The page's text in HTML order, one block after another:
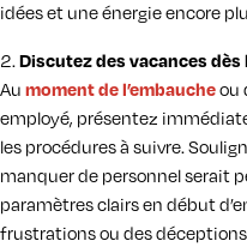
idées et une énergie encore
Discutez des vacances dès
Au moment de l’embaucheou
employé, présentez
les procédures à suivre.
manquer de personnel serait
paramètres clairs en début
frustrations ou des